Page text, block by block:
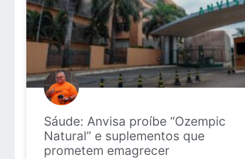
Sáude: Anvisa proíbe “Ozempic
Natural” e suplementos que
prometem emagrecer